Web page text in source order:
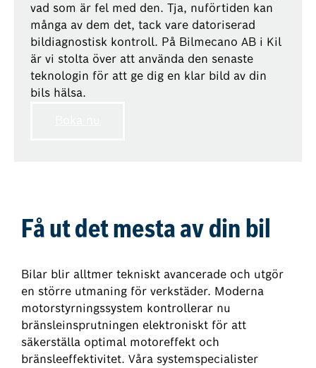
vad som är fel med den. Tja, nuförtiden kan
många av dem det, tack vare datoriserad
bildiagnostisk kontroll. På Bilmecano AB i Kil
är vi stolta över att använda den senaste
teknologin för att ge dig en klar bild av din
bils hälsa.
Få ut det mesta av din bil
Bilar blir alltmer tekniskt avancerade och utgör
en större utmaning för verkstäder. Moderna
motorstyrningssystem kontrollerar nu
bränsleinsprutningen elektroniskt för att
säkerställa optimal motoreffekt och
bränsleeffektivitet. Våra systemspecialister